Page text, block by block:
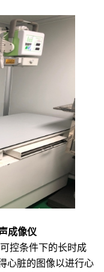
成像仪
控条件下的长时成
心脏的图像以进行心